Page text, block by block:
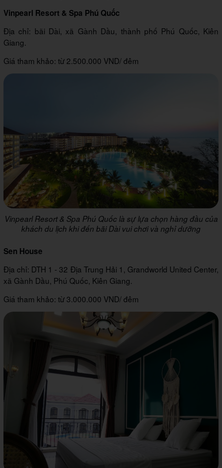
Vinpearl Resort & Spa Phú Quốc
Địa chỉ: bãi Dài, xã Gành Dầu, thành phố Phú Quốc, Kiên
Giang.
Giá tham khảo: từ 2.500.000 VND/ đêm
Vinpearl Resort & Spa Phú Quốc là sự lựa chọn hàng đầu của
khách du lịch khi đến bãi Dài vui chơi và nghỉ dưỡng
Sen House
Địa chỉ: DTH 1 - 32 Địa Trung Hải 1, Grandworld United Center,
xã Gành Dầu, Phú Quốc, Kiên Giang.
Giá tham khảo: từ 3.000.000 VND/ đêm